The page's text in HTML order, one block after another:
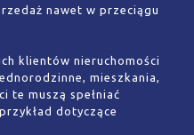
nawet w przeciągu
klientów nieruchomości
mieszkania,
te muszą spełniać
dotyczące